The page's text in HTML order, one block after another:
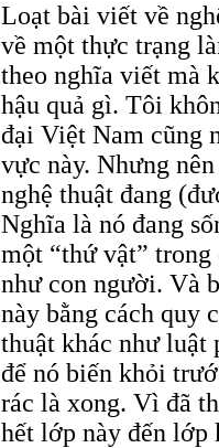
Loạt bài viết về
về một thực trạng
theo nghĩa viết mà
hậu quả gì. Tôi
đại Việt Nam cũng
vực này. Nhưng
nghệ thuật đang
Nghĩa là nó đang
một “thứ vật” trong
như con người. Và
này bằng cách quy
thuật khác như luật
để nó biến khỏi
rác là xong. Vì đã
hết lớp này đến lớp